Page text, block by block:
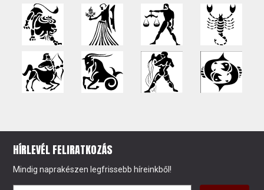
HÍRLEVÉL FELIRATKOZÁS
Mindig naprakészen legfrissebb híreinkből!